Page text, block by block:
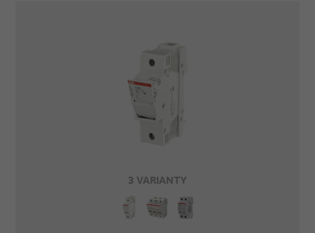
3 VARIANTY